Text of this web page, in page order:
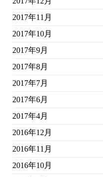
2017年11月
2017年10月
2017年9月
2017年8月
2017年7月
2017年6月
2017年4月
2016年12月
2016年11月
2016年10月